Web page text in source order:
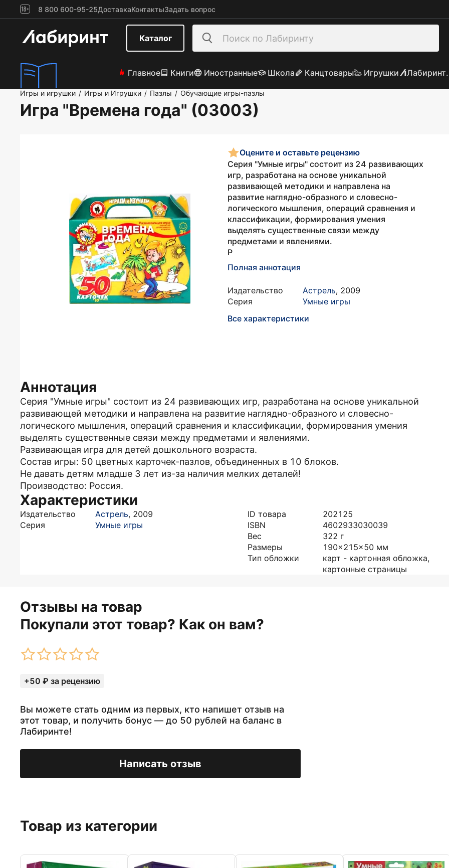
8 800 600-95-25ДоставкаКонтактыЗадать вопрос
Каталог
Главное Книги Иностранные Школа Канцтовары Игрушки
Игры и игрушки / Игры и Игрушки / Пазлы / Обучающие игры-пазлы
Игра "Времена года" (03003)
Оцените и оставьте рецензию
Серия "Умные игры" состоит из 24 развивающих
игр, разработана на основе уникальной
развивающей методики и направлена на
развитие наглядно-образного и словесно-
логического мышления, операций сравнения и
классификации, формирования умения
выделять существенные связи между
предметами и явлениями.
Р
Полная аннотация
Издательство Астрель, 2009
Серия
Умные игры
Все характеристики
Аннотация
Серия "Умные игры" состоит из 24 развивающих игр, разработана на основе уникальной
развивающей методики и направлена на развитие наглядно-образного и словесно-
логического мышления, операций сравнения и классификации, формирования умения
выделять существенные связи между предметами и явлениями.
Развивающая игра для детей дошкольного возраста.
Состав игры: 50 цветных карточек-пазлов, объединенных в 10 блоков.
Не давать детям младше 3 лет из-за наличия мелких деталей!
Производство: Россия.
Характеристики
Издательство Астрель, 2009
Серия
Умные игры
ID товара
202125
ISBN
4602933030039
Вес
322 г
Размеры
190x215x50 мм
Тип обложки
карт - картонная обложка,
картонные страницы
Отзывы на товар
Покупали этот товар? Как он вам?
+50 ₽ за рецензию
Вы можете стать одним из первых, кто напишет отзыв на
этот товар, и получить бонус — до 50 рублей на баланс в
Лабиринте!
Написать отзыв
Товар из категории